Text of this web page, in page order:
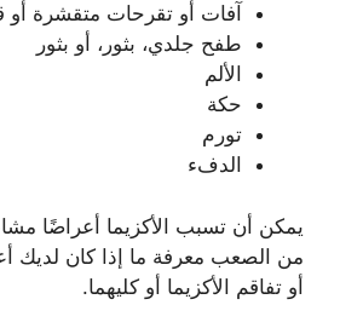
آفات أو تقرحات متقشرة أو
طفح جلدي، بثور، أو بثور
الألم
حكة
تورم
الدفء
يمكن أن تسبب الأكزيما أعراضًا
من الصعب معرفة ما إذا كان لديك
أو تفاقم الأكزيما أو كليهما.